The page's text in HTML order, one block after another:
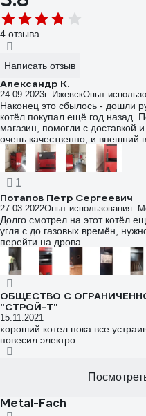
4 отзыва
Написать отзыв
Александр К.
24.09.2023г. ИжевскОпыт
Наконец это сбылось - дошли
котёл покупал ещё год назад.
магазин, помогли с доставкой
очень качественно, и внешний
производители. Систему
днях проверил работу котла.
топил, просто хотел проверить
термостатического клапана.
чтобы вывести котёл на рабочий
прогреть 100 литров
потребовалось всего 20
котла соответсвуют паспорту.
температуру котёл ещё почти
разных деревянных отходов
Единственный минус, который
для прочистки котла, из-за
задевает дверцу топки во
В остальном котёл своих денег
1
Потапов Петр Сергеевич
27.03.2022Опыт использования:
Долго смотрел на этот котёл
угля с до газовых времён,
перейти на дрова
ОБЩЕСТВО С
"СТРОЙ-Т"
15.11.2021
хороший котел пока все
повесил электро
Metal-Fach